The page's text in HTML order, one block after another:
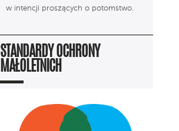
w intencji proszących o potomstwo.
STANDARDY OCHRONY
MAŁOLETNICH